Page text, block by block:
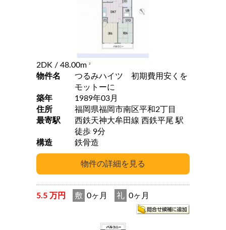
2DK / 48.00m 2
物件名
つるみハイツ 初期費用安くを
モットーに
築年
1989年03月
住所
福岡県福岡市南区平和2丁目
最寄駅
西鉄天神大牟田線 西鉄平尾 駅
徒歩 9分
構造
鉄骨造
5.5 万円 敷 0ヶ月 礼 0ヶ月